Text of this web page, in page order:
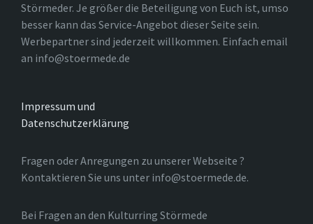
Störmeder. Je größer die Beteiligung von Euch ist, umso
besser kann das Service-Angebot dieser Seite sein.
Werbepartner sind jederzeit willkommen. Einfach email
an info@stoermede.de
Impressum und
Datenschutzerklärung
Fragen oder Anregungen zu unserer Webseite ?
Kontaktieren Sie uns unter info@stoermede.de.
Bei Fragen an den Kulturring Störmede